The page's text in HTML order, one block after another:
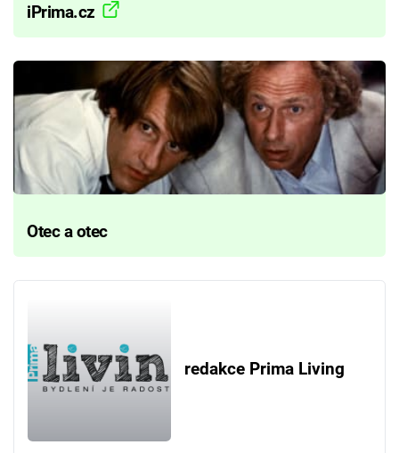
iPrima.cz
Otec a otec
redakce Prima Living